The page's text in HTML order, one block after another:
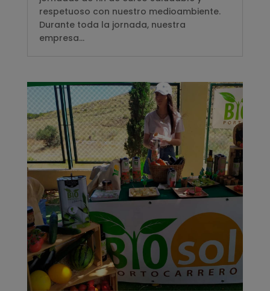
respetuoso con nuestro medioambiente.
Durante toda la jornada, nuestra
empresa...